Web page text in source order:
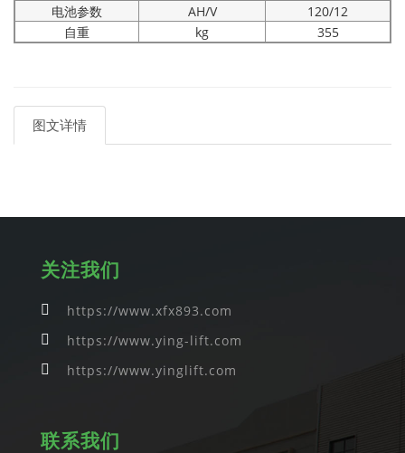
电池参数
AH/V
120/12
自重
kg 355
图文详情
关注我们
https://www.xfx893.com
https://www.ying-lift.com
https://www.yinglift.com
联系我们